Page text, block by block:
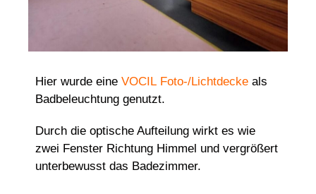
Hier wurde eine VOCIL Foto-/Lichtdecke als
Badbeleuchtung genutzt.
Durch die optische Aufteilung wirkt es wie
zwei Fenster Richtung Himmel und vergrößert
unterbewusst das Badezimmer.